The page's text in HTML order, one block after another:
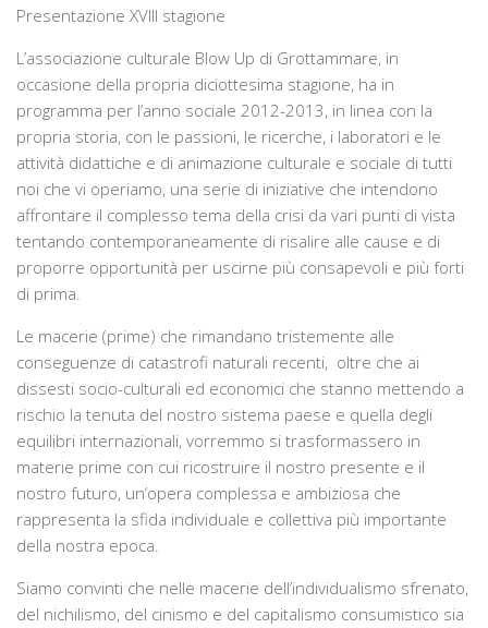
La storia
Blog
Rassegne
In futuro …
Video
Collabora con noi
Contatti
Crowdfunding Dona Vedi Dici
Presentazione XVIII stagione
L’associazione culturale Blow Up di Grottammare, in
occasione della propria diciottesima stagione, ha in
programma per l’anno sociale 2012-2013, in linea con la
propria storia, con le passioni, le ricerche, i laboratori e le
attività didattiche e di animazione culturale e sociale di tutti
noi che vi operiamo, una serie di iniziative che intendono
affrontare il complesso tema della crisi da vari punti di vista
tentando contemporaneamente di risalire alle cause e di
proporre opportunità per uscirne più consapevoli e più forti
di prima.
Le macerie (prime) che rimandano tristemente alle
conseguenze di catastrofi naturali recenti, oltre che ai
dissesti socio-culturali ed economici che stanno mettendo a
rischio la tenuta del nostro sistema paese e quella degli
equilibri internazionali, vorremmo si trasformassero in
materie prime con cui ricostruire il nostro presente e il
nostro futuro, un’opera complessa e ambiziosa che
rappresenta la sfida individuale e collettiva più importante
della nostra epoca.
Siamo convinti che nelle macerie dell’individualismo sfrenato,
del nichilismo, del cinismo e del capitalismo consumistico sia